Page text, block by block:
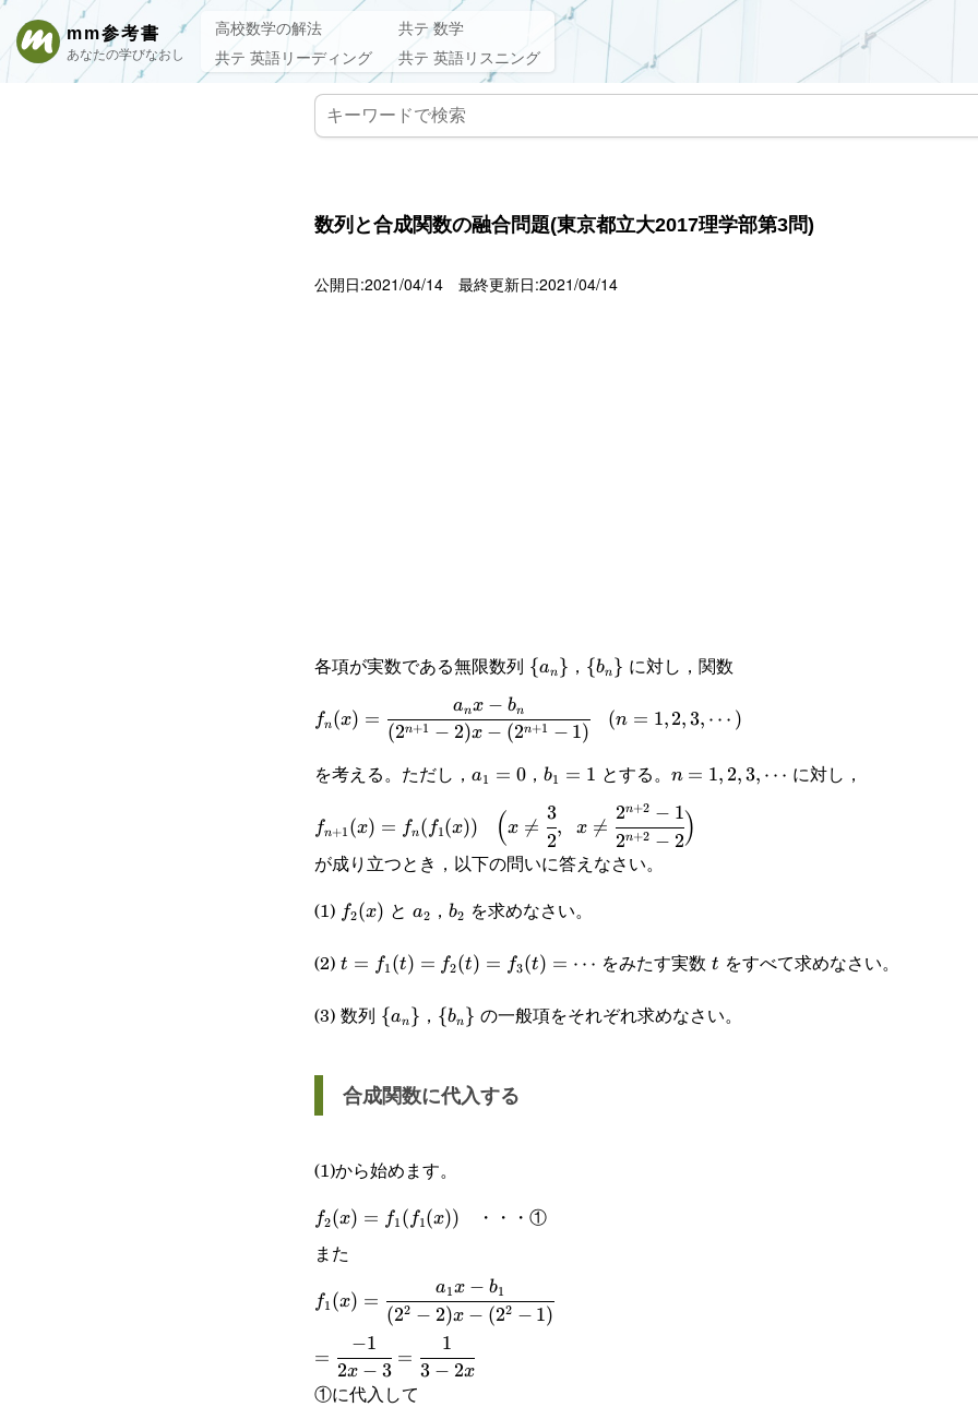
mm参考書
あなたの学びなおし
高校数学の解法
共テ 数学
共テ 英語リーディング
共テ 英語リスニング
数列と合成関数の融合問題(東京都立大2017理学部第3問)
公開日:2021/04/14 最終更新日:2021/04/14
各項が実数である無限数列 \
{an} ， \
{bn} に対し，関数
f_n(x)=\cfrac{a_nx-
b_n}{(2^{n+1}-2)x-
(2^{n+1}-1)}
fn(x) =
(2n+1 − 2)x − (2n+1 − 1)
anx − bn (n=1,2,3,\cdots)
(n = 1,2, 3, ⋯ )
を考える。ただし， a_1=0
a1 = 0， b_1=1
b1 = 1 とする。 n=1,2,3,\cdots
n = 1, 2,3, ⋯ に対し，
f_{n+1}
(x)=f_n(f_1(x))
fn+1 (x) = fn( f1(x))
\Big(x\not=\cfrac{3}
{2},\space x\not=\cfrac{2^{n+2}-1}
(x 
=
2
3
, x 
=
2n+2 − 2
2n+2 − 1)
が成り立つとき，以下の問いに答えなさい。
(1) f_2(x)
f2(x) と a2 ， b_2
b2 を求めなさい。
(2) t=f_1(t)=f_2(t)=f_3(t)=\cdots
t = f1 (t) = f2(t) = f3(t) = ⋯ をみたす実数 t
t をすべて求めなさい。
(3) 数列 \
{an} ， \
{bn} の一般項をそれぞれ求めなさい。
合成関数に代入する
(1)から始めます。
f_2(x)=f_1(f_1(x))
f2(x) = f1 ( f1(x))
・・・①
また
f_1(x)=\cfrac{a_1x-
b_1}{(2^2-2)x-(2^2-
1)}
f1 (x) =
(22 − 2)x − (22 − 1)
a1x − b1
=\cfrac{-1}
{2x-
=
2x − 3
−1
=
3 − 2x
1
①に代入して